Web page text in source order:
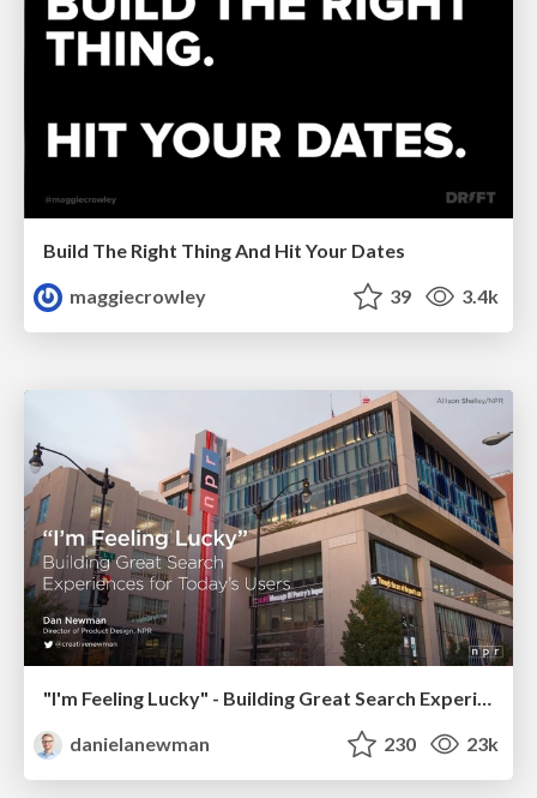
Build The Right Thing And Hit Your Dates
maggiecrowley
39 3.4k
danielanewman
230 23k